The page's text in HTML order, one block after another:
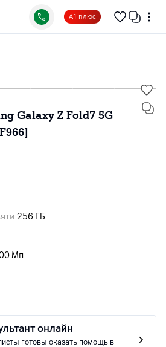
А1 плюс
Galaxy Z Fold7 5G
256 ГБ
Мп
онлайн
готовы оказать помощь в